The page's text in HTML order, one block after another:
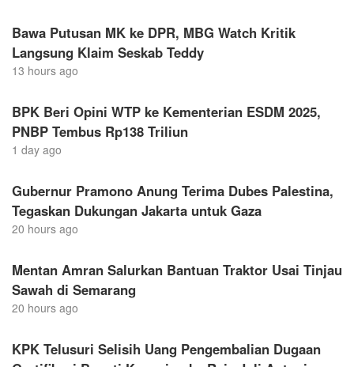
Bawa Putusan MK ke DPR, MBG Watch Kritik
Langsung Klaim Seskab Teddy
13 hours ago
BPK Beri Opini WTP ke Kementerian ESDM 2025,
PNBP Tembus Rp138 Triliun
1 day ago
Gubernur Pramono Anung Terima Dubes Palestina,
Tegaskan Dukungan Jakarta untuk Gaza
20 hours ago
Mentan Amran Salurkan Bantuan Traktor Usai Tinjau
Sawah di Semarang
20 hours ago
KPK Telusuri Selisih Uang Pengembalian Dugaan